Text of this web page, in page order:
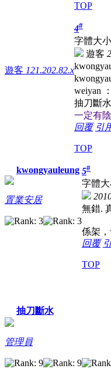
TOP
遊客 121.202.82.x
4#
字體大
遊客
weiyan
抽刀斷
一定有
回覆 引
TOP
kwongyauleung
置業安居
5#
字體大
無錯.
係架，
回覆
TOP
抽刀斷水
管理員